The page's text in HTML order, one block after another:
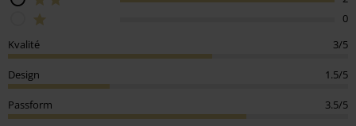
0
Kvalité
3/5
Design 1.5/5
Passform 3.5/5